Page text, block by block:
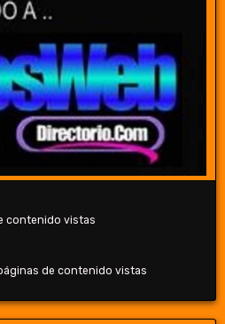
contenido vistas
de contenido vistas